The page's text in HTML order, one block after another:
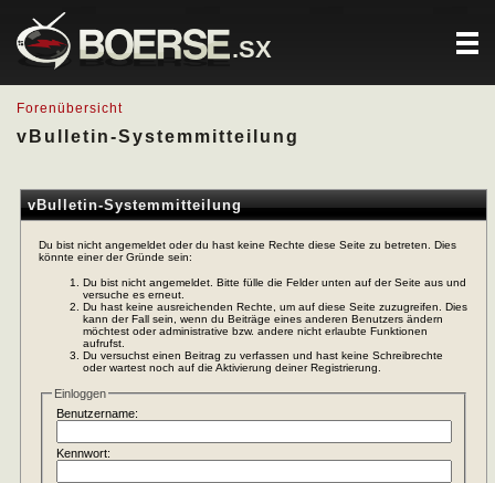
.SX
Forenübersicht
vBulletin-Systemmitteilung
vBulletin-Systemmitteilung
Du bist nicht angemeldet oder du hast keine Rechte diese Seite zu betreten. Dies
könnte einer der Gründe sein:
Du bist nicht angemeldet. Bitte fülle die Felder unten auf der Seite aus und
versuche es erneut.
Du hast keine ausreichenden Rechte, um auf diese Seite zuzugreifen. Dies
kann der Fall sein, wenn du Beiträge eines anderen Benutzers ändern
möchtest oder administrative bzw. andere nicht erlaubte Funktionen
aufrufst.
Du versuchst einen Beitrag zu verfassen und hast keine Schreibrechte
oder wartest noch auf die Aktivierung deiner Registrierung.
Einloggen
Benutzername:
Kennwort: